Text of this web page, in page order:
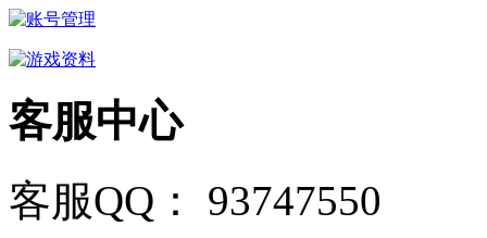
客服中心
客服QQ： 93747550